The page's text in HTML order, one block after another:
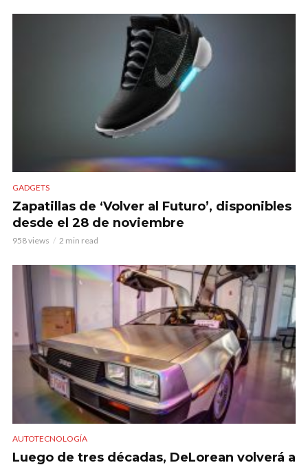
GADGETS
Zapatillas de ‘Volver al Futuro’, disponibles
desde el 28 de noviembre
958 views 2 min read
AUTOTECNOLOGÍA
Luego de tres décadas, DeLorean volverá a